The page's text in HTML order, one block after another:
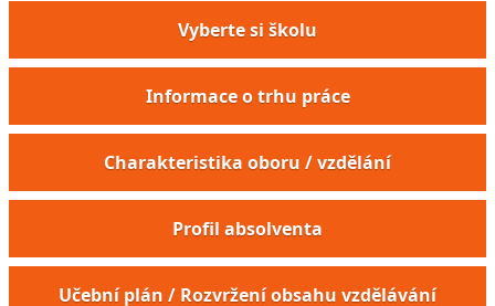
Vyberte si školu
Informace o trhu práce
Charakteristika oboru / vzdělání
Profil absolventa
Učební plán / Rozvržení obsahu vzdělávání